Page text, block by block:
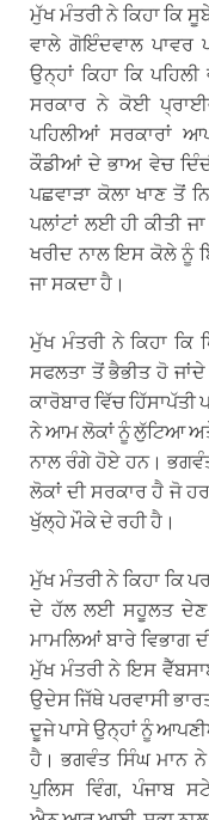
ਮੁੱਖ ਮੰਤਰੀ ਨੇ ਕਿਹਾ ਕਿ
ਵਾਲੇ ਗੋਇੰਦਵਾਲ ਪਾਵਰ
ਉਨ੍ਹਾਂ ਕਿਹਾ ਕਿ
ਸਰਕਾਰ ਨੇ ਕੋਈ
ਪਹਿਲੀਆਂ ਸਰਕਾਰਾਂ
ਕੌਡੀਆਂ ਦੇ ਭਾਅ ਵੇਚ
ਪਛਵਾੜਾ ਕੋਲਾ ਖਾਣ ਤੋਂ
ਪਲਾਂਟਾਂ ਲਈ ਹੀ ਕੀਤੀ
ਖਰੀਦ ਨਾਲ ਇਸ ਕੋਲੇ ਨੂੰ
ਜਾ ਸਕਦਾ ਹੈ।
ਮੁੱਖ ਮੰਤਰੀ ਨੇ ਕਿਹਾ ਕਿ
ਸਫਲਤਾ ਤੋਂ ਭੈਭੀਤ ਹੋ
ਕਾਰੋਬਾਰ ਵਿੱਚ
ਨੇ ਆਮ ਲੋਕਾਂ ਨੂੰ ਲੁੱਟਿਆ
ਨਾਲ ਰੰਗੇ ਹੋਏ ਹਨ।
ਲੋਕਾਂ ਦੀ ਸਰਕਾਰ ਹੈ ਜੋ
ਖੁੱਲ੍ਹੇ ਮੌਕੇ ਦੇ ਰਹੀ ਹੈ।
ਮੁੱਖ ਮੰਤਰੀ ਨੇ ਕਿਹਾ ਕਿ
ਦੇ ਹੱਲ ਲਈ ਸਹੂਲਤ ਦੇਣ
ਮਾਮਲਿਆਂ ਬਾਰੇ ਵਿਭਾਗ
ਮੁੱਖ ਮੰਤਰੀ ਨੇ ਇਸ
ਉਦੇਸ ਜਿੱਥੇ ਪਰਵਾਸੀ
ਦੂਜੇ ਪਾਸੇ ਉਨ੍ਹਾਂ ਨੂੰ
ਹੈ। ਭਗਵੰਤ ਸਿੰਘ ਮਾਨ
ਪੁਲਿਸ ਵਿੰਗ, ਪੰਜਾਬ